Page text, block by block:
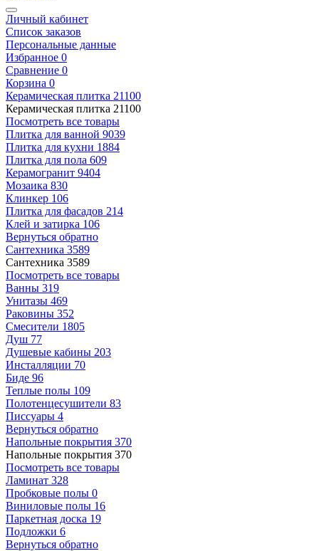
Личный кабинет
Список заказов
Персональные данные
Избранное 0
Сравнение 0
Корзина 0
Керамическая плитка 21100
Керамическая плитка 21100
Посмотреть все товары
Плитка для ванной 9039
Плитка для кухни 1884
Плитка для пола 609
Керамогранит 9404
Мозаика 830
Клинкер 106
Плитка для фасадов 214
Клей и затирка 106
Вернуться обратно
Сантехника 3589
Сантехника 3589
Посмотреть все товары
Ванны 319
Унитазы 469
Раковины 352
Смесители 1805
Душ 77
Душевые кабины 203
Инсталляции 70
Биде 96
Теплые полы 109
Полотенцесушители 83
Писсуары 4
Вернуться обратно
Напольные покрытия 370
Напольные покрытия 370
Посмотреть все товары
Ламинат 328
Пробковые полы 0
Виниловые полы 16
Паркетная доска 19
Подложки 6
Вернуться обратно